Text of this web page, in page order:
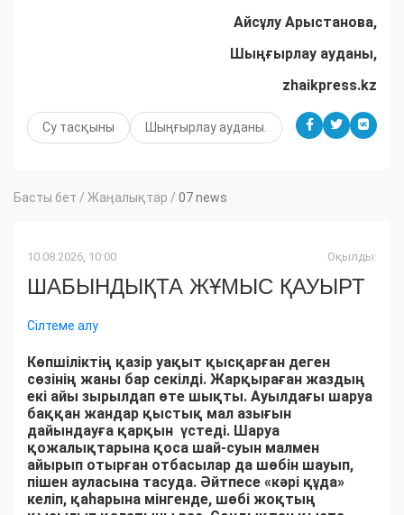
Айсұлу Арыстанова,
Шыңғырлау ауданы,
zhaikpress.kz
Су тасқыны Шыңғырлау ауданы.
Басты бет / Жаңалықтар / 07 news
10.08.2026, 10:00 Оқылды:
ШАБЫНДЫҚТА ЖҰМЫС ҚАУЫРТ
Сілтеме алу
Көпшіліктің қазір уақыт қысқарған деген
сөзінің жаны бар секілді. Жарқыраған жаздың
екі айы зырылдап өте шықты. Ауылдағы шаруа
баққан жандар қыстық мал азығын
дайындауға қарқын үстеді. Шаруа
қожалықтарына қоса шай-суын малмен
айырып отырған отбасылар да шөбін шауып,
пішен ауласына тасуда. Әйтпесе «кәрі құда»
келіп, қаһарына мінгенде, шөбі жоқтың